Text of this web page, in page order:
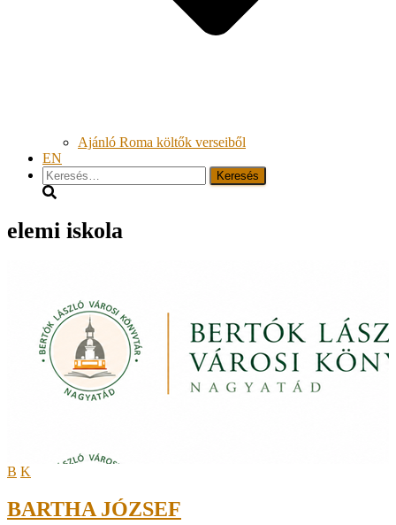
Ajánló Roma költők verseiből
EN
Keresés:
elemi iskola
B K
BARTHA JÓZSEF